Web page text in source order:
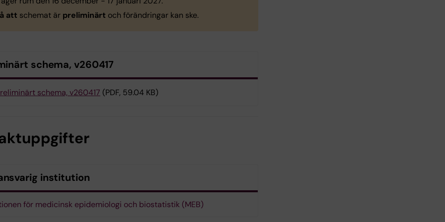
att schemat är preliminärt och förändringar kan ske.
schema, v260417
schema, v260417 (PDF, 59.04 KB)
institution
för medicinsk epidemiologi och biostatistik (MEB)